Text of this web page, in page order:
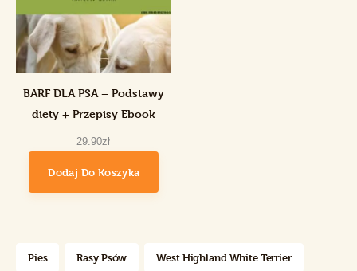
BARF DLA PSA – Podstawy
diety + Przepisy Ebook
29.90zł
Dodaj Do Koszyka
Pies Rasy Psów West Highland White Terrier